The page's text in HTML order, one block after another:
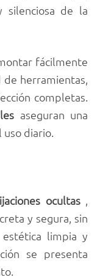
silenciosa de la
fácilmente
de herramientas,
completas.
aseguran una
diario.
ocultas ,
y segura, sin
limpia y
se presenta